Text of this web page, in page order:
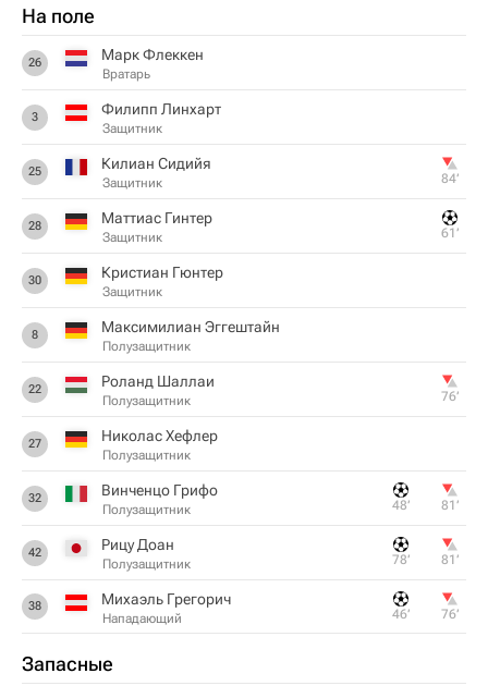
На поле
26 Марк Флеккен
Вратарь
3 Филипп Линхарт
Защитник
25 Килиан Сидийя
Защитник 84‎’‎
28 Маттиас Гинтер
Защитник 61‎’‎
30 Кристиан Гюнтер
Защитник
8 Максимилиан Эггештайн
Полузащитник
22 Роланд Шаллаи
Полузащитник 76‎’‎
27 Николас Хефлер
Полузащитник
32 Винченцо Грифо
Полузащитник 48‎’‎ 81‎’‎
42 Рицу Доан
Полузащитник 78‎’‎ 81‎’‎
38 Михаэль Грегорич
Нападающий 46‎’‎ 76‎’‎
Запасные